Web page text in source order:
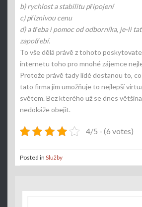
b)rychlost a stabilitu připojení
c)příznivou cenu
d)a třeba i pomoc od odborníka, je-li
zapotřebí.
To vše dělá právě z tohoto
internetu toho pro mnohé zájemce
Protože právě tady lidé dostanou to,
tato firma jim umožňuje to nejlepší
světem. Bez kterého už se dnes
nedokáže obejít.
4/5 - (6 votes)
Posted in Služby